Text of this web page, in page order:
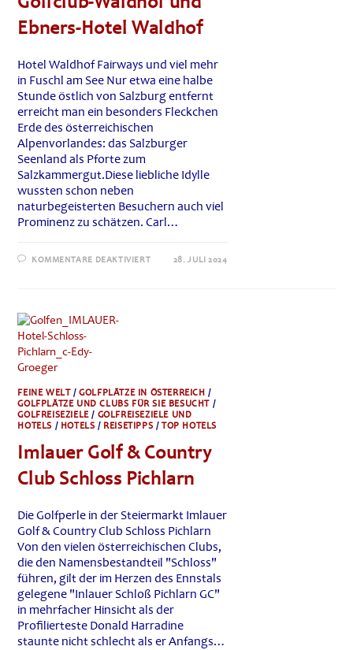
Ebners-Hotel Waldhof
Hotel Waldhof Fairways und viel mehr
in Fuschl am See Nur etwa eine halbe
Stunde östlich von Salzburg entfernt
erreicht man ein besonders Fleckchen
Erde des österreichischen
Alpenvorlandes: das Salzburger
Seenland als Pforte zum
Salzkammergut.Diese liebliche Idylle
wussten schon neben
naturbegeisterten Besuchern auch viel
Prominenz zu schätzen. Carl…
KOMMENTARE DEAKTIVIERTFÜR 28. JULI 2024
FEINE WELT/GOLFPLÄTZE IN ÖSTERREICH /
GOLFPLÄTZE UND CLUBS FÜR SIE BESUCHT /
GOLFREISEZIELE/ GOLFREISEZIELE UND
HOTELS / HOTELS / REISETIPPS /TOP HOTELS
Imlauer Golf & Country
Club Schloss Pichlarn
Die Golfperle in der Steiermarkt Imlauer
Golf & Country Club Schloss Pichlarn
Von den vielen österreichischen Clubs,
die den Namensbestandteil "Schloss"
führen, gilt der im Herzen des Ennstals
gelegene "Inlauer Schloß Pichlarn GC"
in mehrfacher Hinsicht als der
Profilierteste Donald Harradine
staunte nicht schlecht als er Anfangs…